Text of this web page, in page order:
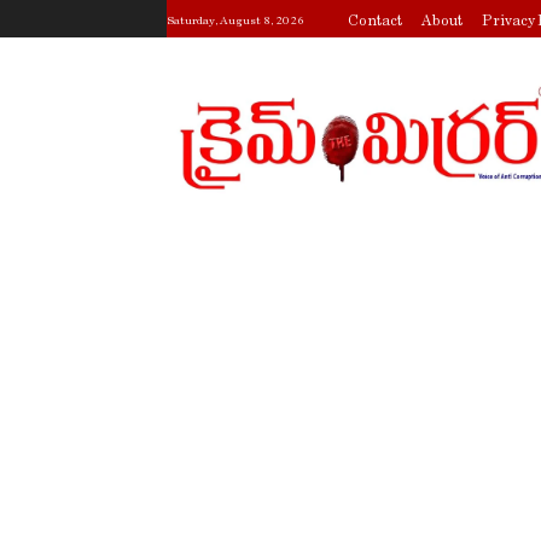
Saturday, August 8, 2026 Contact About Privacy